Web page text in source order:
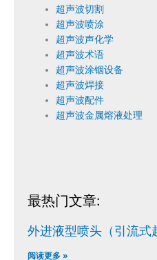
超声波切割
超声波喷涂
超声波声化学
超声波术语
超声波涂铟设备
超声波焊接
超声波配件
超声波金属熔液处理
最热门文章:
外进液型喷头（引流式
阅读更多 »